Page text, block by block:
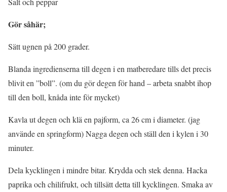
Gör såhär;
Sätt ugnen på 200 grader.
Blanda ingredienserna till degen i en matberedare tills det precis
blivit en ”boll”. (om du gör degen för hand – arbeta snabbt ihop
till den boll, knåda inte för mycket)
Kavla ut degen och klä en pajform, ca 26 cm i diameter. (jag
använde en springform) Nagga degen och ställ den i kylen i 30
minuter.
Dela kycklingen i mindre bitar. Krydda och stek denna. Hacka
paprika och chilifrukt, och tillsätt detta till kycklingen. Smaka av